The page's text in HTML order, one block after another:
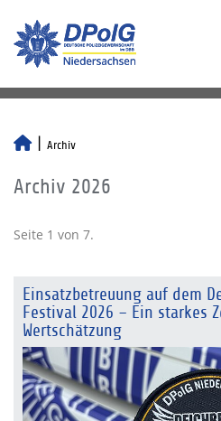
Archiv
Archiv 2026
Seite 1 von 7.
Einsatzbetreuung auf dem
Festival 2026 – Ein starkes
Wertschätzung